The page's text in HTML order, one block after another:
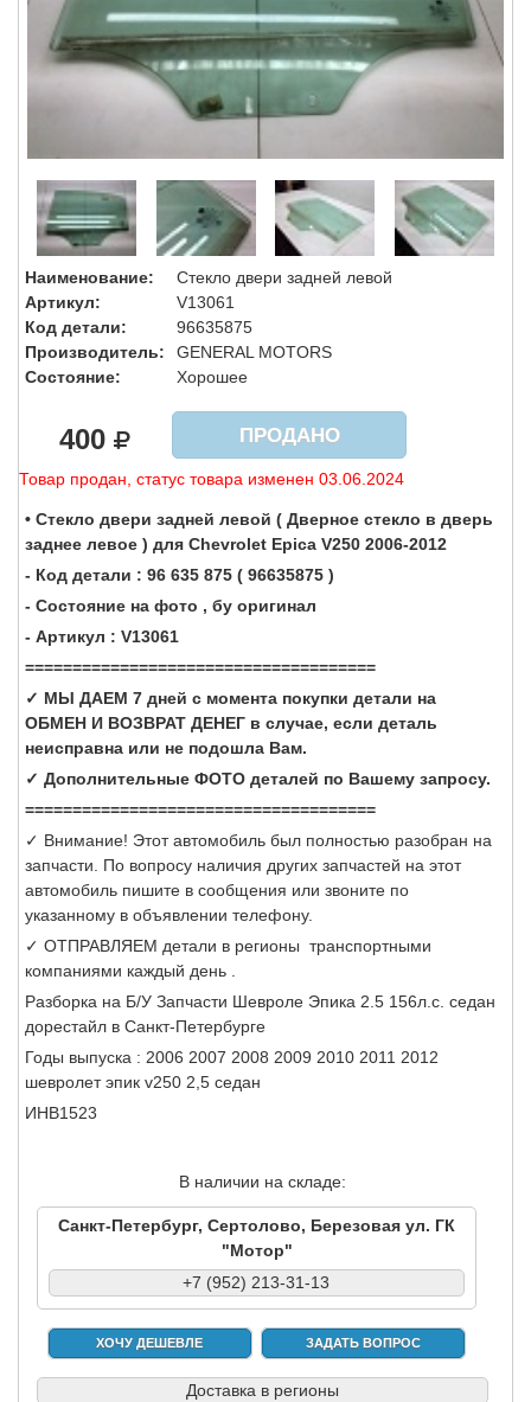
Наименование:
Стекло двери задней левой
Артикул:
V13061
Код детали:
96635875
Производитель:
GENERAL MOTORS
Состояние:
Хорошее
400 ПРОДАНО
Товар продан, статус товара изменен 03.06.2024
• Стекло двери задней левой ( Дверное стекло в дверь
заднее левое ) для Chevrolet Epica V250 2006-2012
- Код детали : 96 635 875 ( 96635875 )
- Состояние на фото , бу оригинал
- Артикул : V13061
=====================================
✓ МЫ ДАЕМ 7 дней с момента покупки детали на
ОБМЕН И ВОЗВРАТ ДЕНЕГ в случае, если деталь
неисправна или не подошла Вам.
✓ Дополнительные ФОТО деталей по Вашему запросу.
=====================================
✓ Внимание! Этот автомобиль был полностью разобран на
запчасти. По вопросу наличия других запчастей на этот
автомобиль пишите в сообщения или звоните по
указанному в объявлении телефону.
✓ ОТПРАВЛЯЕМ детали в регионы транспортными
компаниями каждый день .
Разборка на Б/У Запчасти Шевроле Эпика 2.5 156л.с. седан
дорестайл в Санкт-Петербурге
Годы выпуска : 2006 2007 2008 2009 2010 2011 2012
шевролет эпик v250 2,5 седан
ИНВ1523
В наличии на складе:
Санкт-Петербург, Сертолово, Березовая ул. ГК
"Мотор"
+7 (952) 213-31-13
ХОЧУ ДЕШЕВЛЕ ЗАДАТЬ ВОПРОС
Доставка в регионы